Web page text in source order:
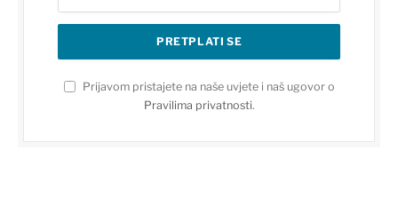
Prijavom pristajete na naše uvjete i naš ugovor o
Pravilima privatnosti.